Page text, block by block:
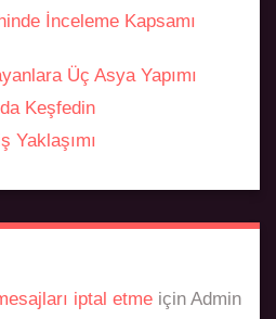
İnceleme Kapsamı
Üç Asya Yapımı
Keşfedin
Yaklaşımı
iptal etme için Admin